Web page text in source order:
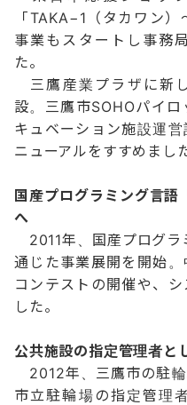
「TAKA−1（タカワン
事業もスタートし事務
た。
三鷹産業プラザに新
設。三鷹市SOHOパイ
キュベーション施設運
ニューアルをすすめました
国産プログラミング言
へ
2011年、国産プログラ
通じた事業展開を開始
コンテストの開催や、
した。
公共施設の指定管理者と
2012年、三鷹市の駐
市立駐輪場の指定管理